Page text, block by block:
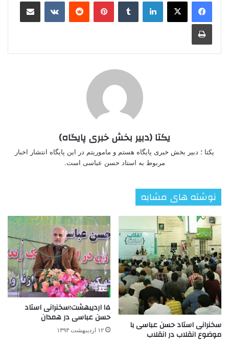
چاپ
یکتا (دبیر بخش خبری پایگاه)
یکتا ؛ دبیر بخش خبری پایگاه هستم و ماموریتم در این پایگاه انتشار اخبار
مربوط به استاد حسن عباسی است.
نوشته های مشابه
سخنرانی استاد حسن عباسی با
موضوع انقلاب در انقلاب
۱۵ اردیبهشت؛سخنرانی استاد
حسن عباسی در همدان
۱۲ اردیبهشت ۱۳۹۳